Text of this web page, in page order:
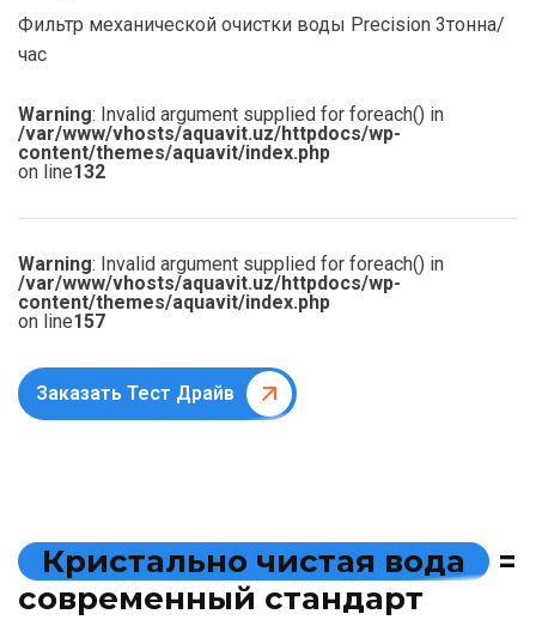
Фильтр механической очистки воды Precision 3тонна/
час
Warning: Invalid argument supplied for foreach() in
/var/www/vhosts/aquavit.uz/httpdocs/wp-
content/themes/aquavit/index.php
on line132
Warning: Invalid argument supplied for foreach() in
/var/www/vhosts/aquavit.uz/httpdocs/wp-
content/themes/aquavit/index.php
on line157
Заказать Тест Драйв
Кристально чистая вода
=
современный стандарт